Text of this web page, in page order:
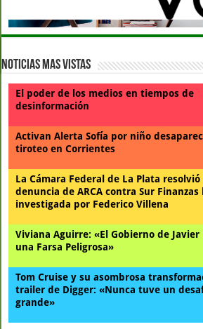
Noticias Mas Vistas
El poder de los medios en tiempos de
desinformación
Activan Alerta Sofía por niño
tiroteo en Corrientes
La Cámara Federal de La Plata resolvió
denuncia de ARCA contra Sur Finanzas
investigada por Federico Villena
Viviana Aguirre: «El Gobierno de Javier
una Farsa Peligrosa»
Tom Cruise y su asombrosa
trailer de Digger: «Nunca tuve un
grande»